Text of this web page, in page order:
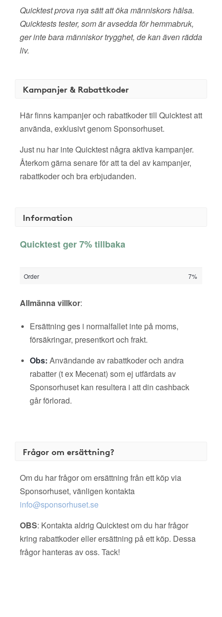
Quicktest prova nya sätt att öka människors hälsa.
Quicktests tester, som är avsedda för hemmabruk,
ger inte bara människor trygghet, de kan även rädda
liv.
Kampanjer & Rabattkoder
Här finns kampanjer och rabattkoder till Quicktest att
använda, exklusivt genom Sponsorhuset.
Just nu har inte Quicktest några aktiva kampanjer.
Återkom gärna senare för att ta del av kampanjer,
rabattkoder och bra erbjudanden.
Information
Quicktest ger 7% tillbaka
Order 7%
Allmänna villkor:
Ersättning ges i normalfallet inte på moms,
försäkringar, presentkort och frakt.
Obs: Användande av rabattkoder och andra
rabatter (t ex Mecenat) som ej utfärdats av
Sponsorhuset kan resultera i att din cashback
går förlorad.
Frågor om ersättning?
Om du har frågor om ersättning från ett köp via
Sponsorhuset, vänligen kontakta
info@sponsorhuset.se
OBS: Kontakta aldrig Quicktest om du har frågor
kring rabattkoder eller ersättning på ett köp. Dessa
frågor hanteras av oss. Tack!